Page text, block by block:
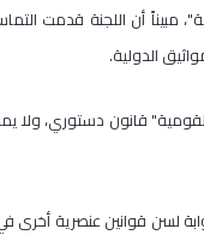
مبيناً أن اللجنة قدمت
الدولية.
قانون دستوري، ولا
لسن قوانين عنصرية